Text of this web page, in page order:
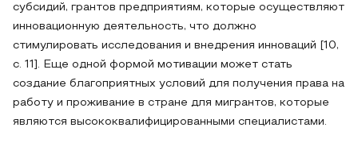
субсидий, грантов предприятиям, которые осуществляют
инновационную деятельность, что должно
стимулировать исследования и внедрения инноваций [10,
с. 11]. Еще одной формой мотивации может стать
создание благоприятных условий для получения права на
работу и проживание в стране для мигрантов, которые
являются высококвалифицированными специалистами.